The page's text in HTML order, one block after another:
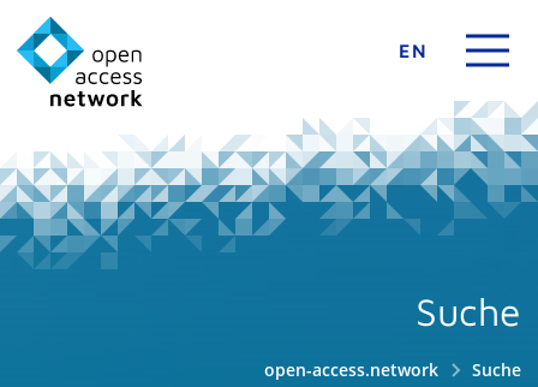
EN
Suche
open-access.network Suche